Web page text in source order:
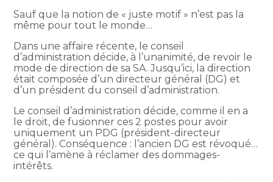
Sauf que la notion de « juste motif » n’est pas la
même pour tout le monde…
Dans une affaire récente, le conseil
d’administration décide, à l’unanimité, de revoir le
mode de direction de sa SA. Jusqu’ici, la direction
était composée d’un directeur général (DG) et
d’un président du conseil d’administration.
Le conseil d’administration décide, comme il en a
le droit, de fusionner ces 2 postes pour avoir
uniquement un PDG (président-directeur
général). Conséquence : l’ancien DG est révoqué…
ce qui l’amène à réclamer des dommages-
intérêts.